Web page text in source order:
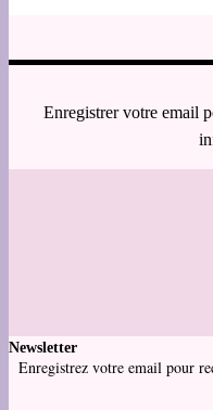
Enregistrer votre email
Newsletter
Enregistrez votre email pour